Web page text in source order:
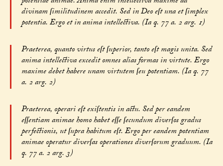
divinam ſimilitudinem accedit. Sed in Deo eſt una et ſimplex
potentia. Ergo et in anima intellectiva. (Ia q. 77 a. 2 arg. 1)
Praeterea, quanto virtus eſt ſuperior, tanto eſt magis unita. Sed
anima intellectiva excedit omnes alias formas in virtute. Ergo
maxime debet habere unam virtutem ſeu potentiam. (Ia q. 77
a. 2 arg. 2)
Praeterea, operari eſt exiſtentis in actu. Sed per eandem
eſſentiam animae homo habet eſſe ſecundum diverſos gradus
perfectionis, ut ſupra habitum eſt. Ergo per eandem potentiam
animae operatur diverſas operationes diverſorum graduum. (Ia
q. 77 a. 2 arg. 3)